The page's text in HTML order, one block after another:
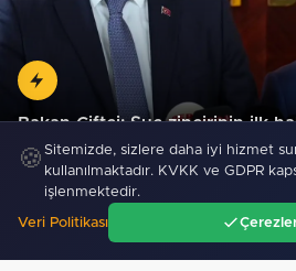
Bakan Çiftçi: Suç zincirinin ilk
🍪 Sitemizde, sizlere daha iyi hizmet
kullanılmaktadır. KVKK ve GDPR
işlenmektedir.
Veri Politikası
Gündem